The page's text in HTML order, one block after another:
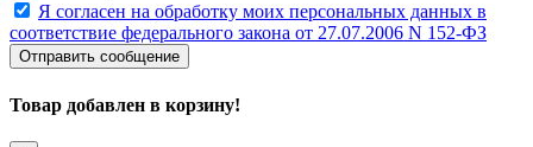
Я согласен на обработку моих персональных данных в
соответствие федерального закона от 27.07.2006 N 152-ФЗ
Отправить сообщение
Товар добавлен в корзину!